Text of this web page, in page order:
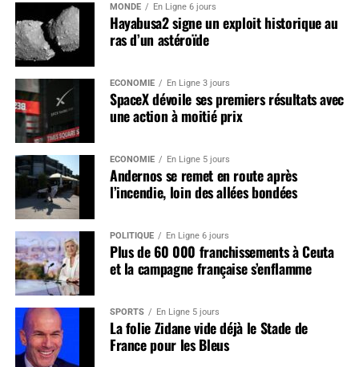
MONDE En Ligne 6 jours
Hayabusa2 signe un exploit historique au
ras d’un astéroïde
ÉCONOMIE En Ligne 3 jours
SpaceX dévoile ses premiers résultats avec
une action à moitié prix
ÉCONOMIE En Ligne 5 jours
Andernos se remet en route après
l’incendie, loin des allées bondées
POLITIQUE En Ligne 6 jours
Plus de 60 000 franchissements à Ceuta
et la campagne française s’enflamme
SPORTS En Ligne 5 jours
La folie Zidane vide déjà le Stade de
France pour les Bleus